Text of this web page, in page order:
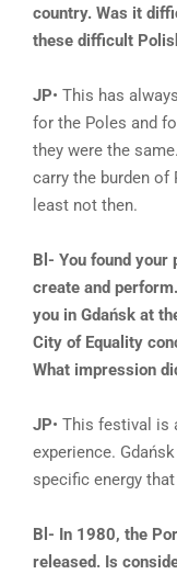
country. Was it
these difficult
JP• This has
for the Poles and
they were the
carry the burden
least not then.
Bl- You found
create and
you in Gdańsk at
City of Equality
What impression
JP• This festival is
experience.
specific energy
Bl- In 1980, the
released. Is